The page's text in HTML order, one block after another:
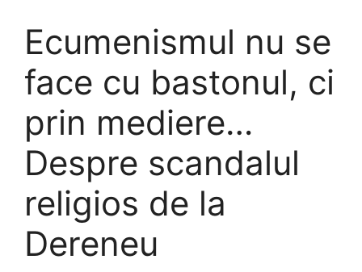
Ecumenismul nu se
face cu bastonul, ci
prin mediere…
Despre scandalul
religios de la
Dereneu